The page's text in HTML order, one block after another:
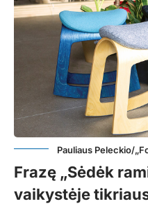
Pauliaus Peleckio/
Frazę „Sėdėk
vaikystėje